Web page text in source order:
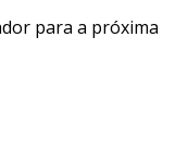
para a próxima